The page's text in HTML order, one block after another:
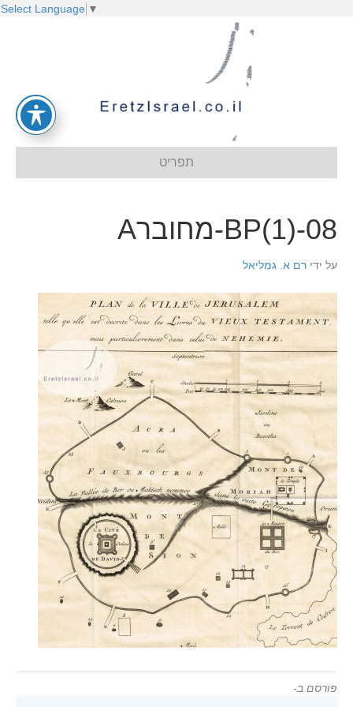
Select Language ▼
תפריט
BP(1)-08-מחוברA
על ידי רם א. גמליאל
פורסם ב-